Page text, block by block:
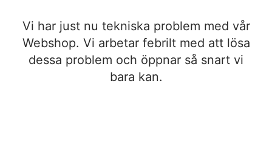
Vi har just nu tekniska problem med vår
Webshop. Vi arbetar febrilt med att lösa
dessa problem och öppnar så snart vi
bara kan.